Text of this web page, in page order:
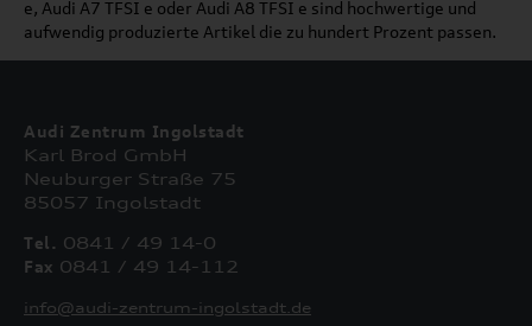
e, Audi A7 TFSI e oder Audi A8 TFSI e sind hochwertige und
aufwendig produzierte Artikel die zu hundert Prozent passen.
Audi Zentrum Ingolstadt
Karl Brod GmbH
Neuburger Straße 75
85057 Ingolstadt
Tel. 0841 / 49 14-0
Fax 0841 / 49 14-112
info@audi-zentrum-ingolstadt.de